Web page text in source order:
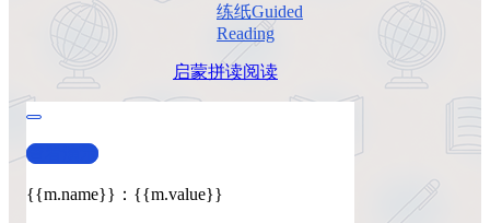
练纸Guided
Reading
启蒙拼读阅读
查看演示
{{m.name}} ： {{m.value}}